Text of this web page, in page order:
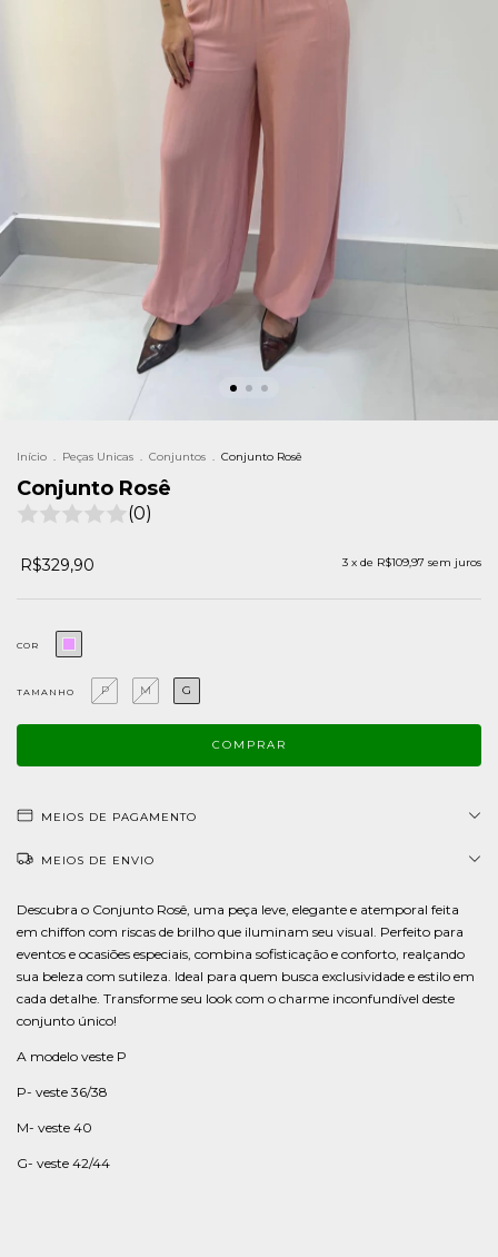
Início Peças Unicas Conjuntos Conjunto Rosê
Conjunto Rosê
(0)
R$329,90 3 x de R$109,97 sem juros
COR
TAMANHO P M G
MEIOS DE PAGAMENTO
MEIOS DE ENVIO
Descubra o Conjunto Rosê, uma peça leve, elegante e atemporal feita
em chiffon com riscas de brilho que iluminam seu visual. Perfeito para
eventos e ocasiões especiais, combina sofisticação e conforto, realçando
sua beleza com sutileza. Ideal para quem busca exclusividade e estilo em
cada detalhe. Transforme seu look com o charme inconfundível deste
conjunto único!
A modelo veste P
P- veste 36/38
M- veste 40
G- veste 42/44